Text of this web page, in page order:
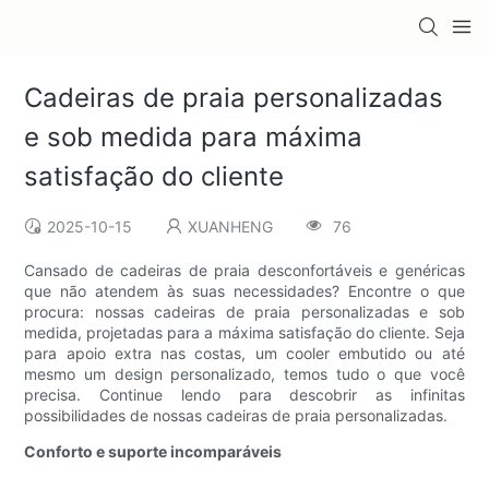
Cadeiras de praia personalizadas
e sob medida para máxima
satisfação do cliente
2025-10-15 XUANHENG 76
Cansado de cadeiras de praia desconfortáveis ​​e genéricas
que não atendem às suas necessidades? Encontre o que
procura: nossas cadeiras de praia personalizadas e sob
medida, projetadas para a máxima satisfação do cliente. Seja
para apoio extra nas costas, um cooler embutido ou até
mesmo um design personalizado, temos tudo o que você
precisa. Continue lendo para descobrir as infinitas
possibilidades de nossas cadeiras de praia personalizadas.
Conforto e suporte incomparáveis